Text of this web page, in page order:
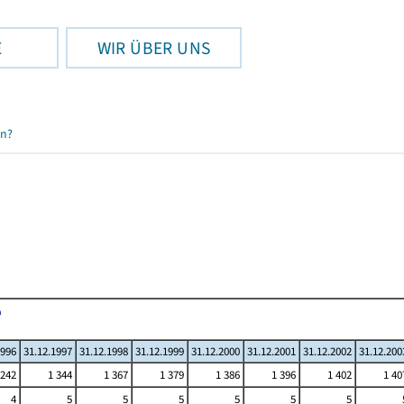
WIR ÜBER UNS
31.12.1997 31.12.1998 31.12.1999 31.12.2000 31.12.2001 31.12.2002
1 344 1 367 1 379 1 386 1 396 1 402
1
4 5 5 5 5 5 5